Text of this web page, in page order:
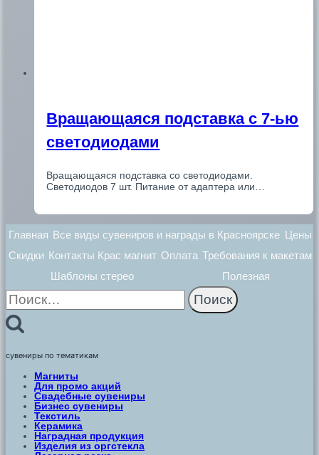
Вращающаяся подставка с 7-ью
светодиодами
Вращающаяся подставка со светодиодами.
Светодиодов 7 шт. Питание от адаптера или…
Главная Все виды сувениров и награды в Красноярске Цены
Скидки Контакты Крас магнит Оплата Требования к макетам
Шаблоны стерео
Полезная
Найти:
сувениры по тематикам
Магниты
Для промо акций
Свадебные сувениры
Бизнес сувениры
Текстиль
Керамика
Наградная продукция
Изделия из оргстекла